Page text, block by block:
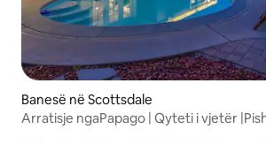
Banesë në Scottsdale
Arratisje ngaPapago | Qyteti i vjetër